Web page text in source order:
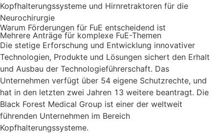
Kopfhalterungssysteme und Hirnretraktoren für die
Neurochirurgie
Warum Förderungen für FuE entscheidend ist
Mehrere Anträge für komplexe FuE-Themen
Die stetige Erforschung und Entwicklung innovativer
Technologien, Produkte und Lösungen sichert den Erhalt
und Ausbau der Technologieführerschaft. Das
Unternehmen verfügt über 54 eigene Schutzrechte, und
hat in den letzten zwei Jahren 13 weitere beantragt. Die
Black Forest Medical Group ist einer der weltweit
führenden Unternehmen im Bereich
Kopfhalterungssysteme.